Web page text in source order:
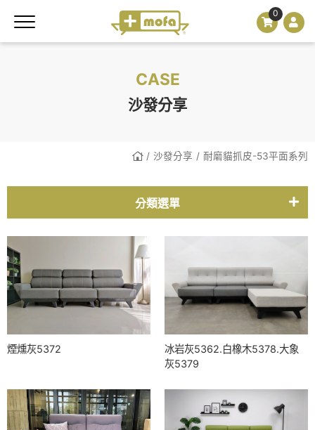
0
CASE
沙發分享
沙發分享 耐磨貓抓皮-53平面系列
分類選單
耐磨貓抓皮-51粗面系列
耐磨貓抓皮-53平面系列
涼感皮
仿牛皮-79軟Q系列
煙燻灰5372
冰岩灰5362.白橡木5378.大象
灰5379